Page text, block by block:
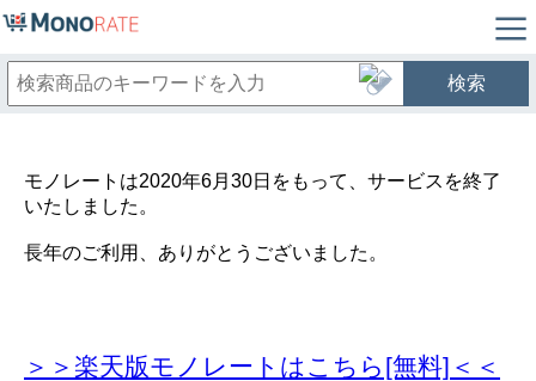
検索
モノレートは2020年6月30日をもって、サービスを終了
いたしました。
長年のご利用、ありがとうございました。
＞＞楽天版モノレートはこちら[無料]＜＜